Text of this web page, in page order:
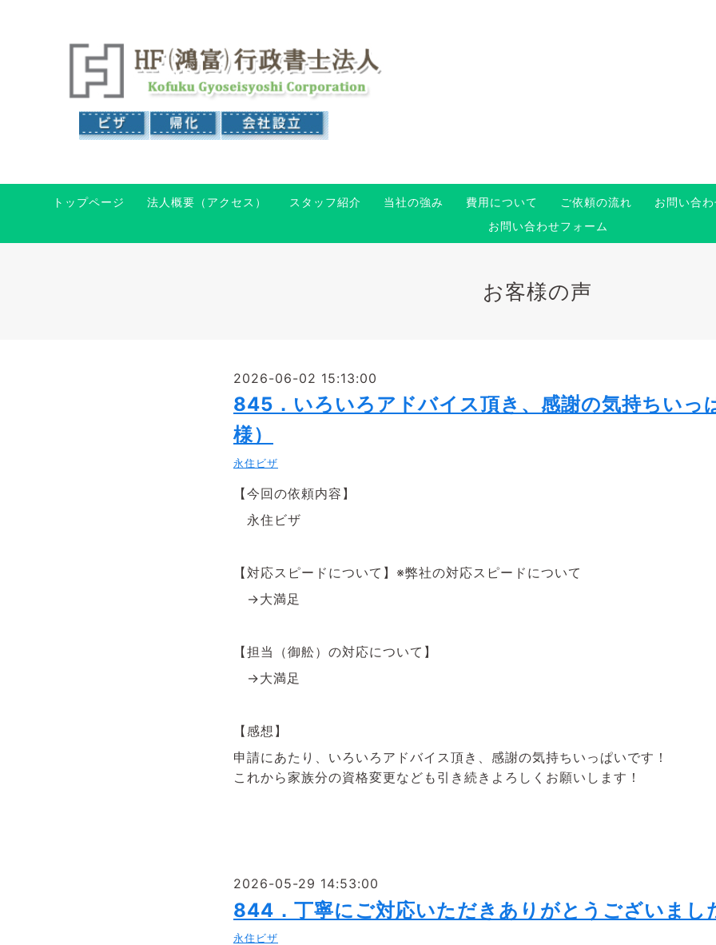
トップページ 法人概要（アクセス） スタッフ紹介 当社の強み 費用について ご依頼の流れ お問い合
お問い合わせフォーム
お客様の声
2026-06-02 15:13:00
845．いろいろアドバイス頂き、感謝の気持ちいっ
様）
永住ビザ
【今回の依頼内容】
永住ビザ
【対応スピードについて】※弊社の対応スピードについて
→大満足
【担当（御舩）の対応について】
→大満足
【感想】
申請にあたり、いろいろアドバイス頂き、感謝の気持ちいっぱいです！
これから家族分の資格変更なども引き続きよろしくお願いします！
2026-05-29 14:53:00
844．丁寧にご対応いただきありがとうございまし
永住ビザ